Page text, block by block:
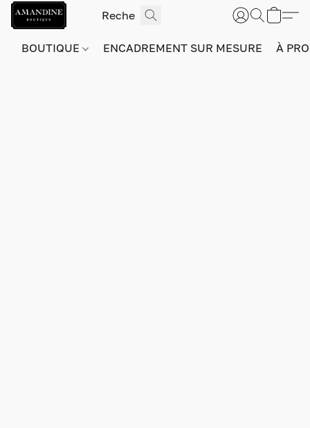
BOUTIQUE ENCADREMENT SUR MESURE À